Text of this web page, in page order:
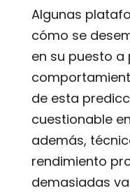
Algunas
cómo se
en su puesto a
de esta
cuestionable
además,
rendimiento
demasiadas